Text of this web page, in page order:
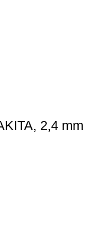
2,4 mm